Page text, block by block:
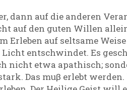
dann auf die anderen
auf den guten Willen
Erleben auf seltsame
entschwindet. Es
nicht etwa apathisch;
Das muβ erlebt werden.